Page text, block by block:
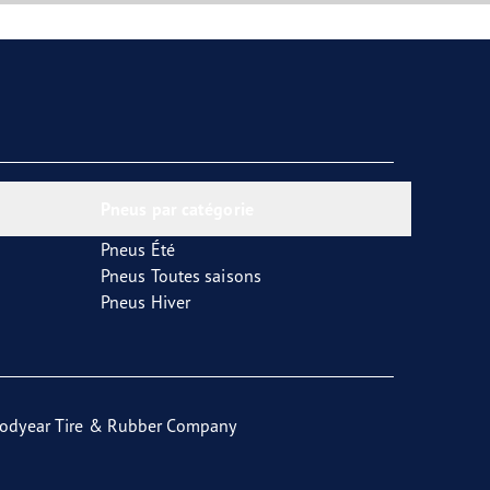
Pneus Été
Pneus Toutes saisons
Pneus Hiver
Tire & Rubber Company